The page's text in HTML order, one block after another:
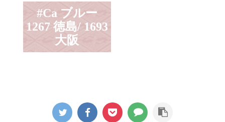
#Ca ブルー
1267 徳島/ 1693
大阪